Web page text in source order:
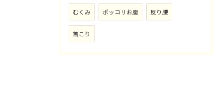
むくみ ポッコリお腹 反り腰
首こり